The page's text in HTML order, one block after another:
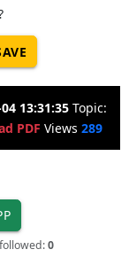
13:31:35 Topic:
PDF Views 289
0